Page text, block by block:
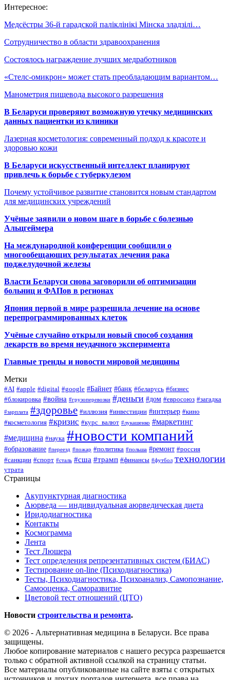
Интересное:
Медсёстры 36-й гарадской паліклінікі Мінска зладзілі…
Сотрудничество в области здравоохранения
Состоялось награждение лучших медработников
«Стелс-омикрон» может стать преобладающим вариантом…
Манометрия пищевода высокого разрешения
В Беларуси проверяют возможную утечку медицинских
данных пациентки из клиники
Лазерная косметология: современный подход к красоте и
здоровью кожи
В Беларуси искусственный интеллект планируют
привлечь к борьбе с туберкулезом
Почему устойчивое развитие становится новым стандартом
для медицинских учреждений
Учёные заявили о новом шаге в борьбе с болезнью
Альцгеймера
На международной конференции сообщили о
многообещающих результатах лечения рака
поджелудочной железы
Власти Беларуси снова заговорили об оптимизации
больниц и ФАПов в регионах
Япония первой в мире разрешила лечение на основе
перепрограммированных клеток
Учёные случайно открыли новый способ создания
лекарств во время неудачного эксперимента
Главные тренды и новости мировой медицины
Метки
#AI #apple #digital #google #Байнет #банк #беларусь #бизнес
#блокировка #война #грузоперевозки #деньги #дом #евросоюз #загадка
#зарплата #здоровье #иллюзия #инвестиции #интерьер #кино
#косметология #кризис #курс_валют #лукашенко #маркетинг
#медицина #наука #новости компаний
#образование #переезд #пожар #политика #польша #ремонт #россия
#санкции #спорт #сталь #сша #трамп #финансы #футбол технологии
утрата
Страницы
Акупунктурная диагностика
Аюрведа — индивидуальная аюрведическая диета
Иридодиагностика
Контакты
Космограмма
Лента
Тест Люшера
Тест определения репрезентативных систем (БИАС)
Тестирование on-line (Психодиагностика)
Тесты, Психодиагностика, Психоанализ, Самопознание,
Самооценка, Саморазвитие
Цветовой тест отношений (ЦТО)
Новости строительства и ремонта.
© 2026 - Альтернативная медицина в Беларуси. Все права
защищены.
Любое копирование материалов с нашего ресурса разрешается
только с обратной активной ссылкой на страницу статьи.
Все материалы опубликованные на сайте взяты с открытых